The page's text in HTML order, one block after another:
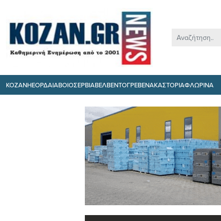
ΚΟΖΑΝΗΕΟΡΔΑΙΑΒΟΙΟΣΕΡΒΙΑΒΕΛΒΕΝΤΟΓΡΕΒΕΝΑΚΑΣΤΟΡΙΑΦΛΩΡΙΝΑ